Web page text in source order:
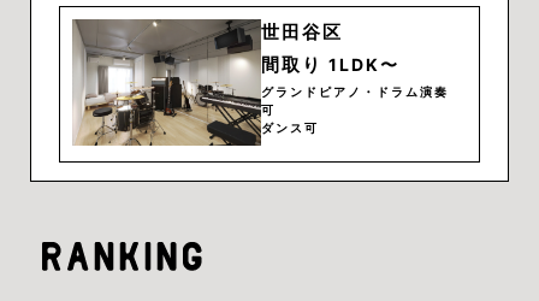
世田谷区
間取り1LDK〜
グランドピアノ・ドラム演奏
可
ダンス可